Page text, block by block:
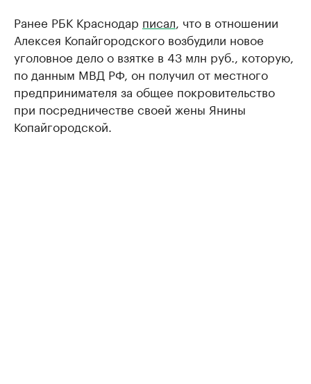
Ранее РБК Краснодар писал , что в отношении
Алексея Копайгородского возбудили новое
уголовное дело о взятке в 43 млн руб., которую,
по данным МВД РФ, он получил от местного
предпринимателя за общее покровительство
при посредничестве своей жены Янины
Копайгородской.